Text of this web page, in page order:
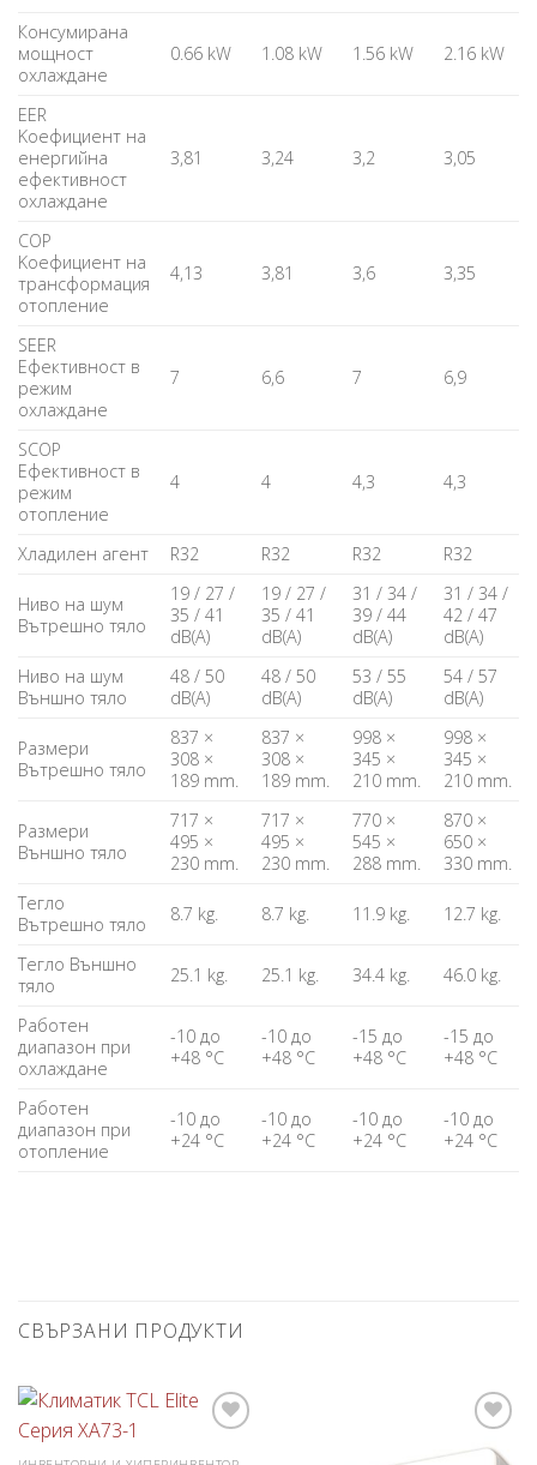
Консумирана
мощност
охлаждане
0.66 kW 1.08 kW 1.56 kW 2.16 kW
EER
Kоефициент на
енергийна
ефективност
охлаждане
3,81 3,24 3,2 3,05
COP
Kоефициент на
трансформация
отопление
4,13 3,81 3,6 3,35
SEER
Ефективност в
режим
охлаждане
7 6,6 7 6,9
SCOP
Ефективност в
режим
отопление
4 4 4,3 4,3
Хладилен агент R32 R32 R32 R32
Ниво на шум
Вътрешно тяло
19 / 27 /
35 / 41
dB(A)
19 / 27 /
35 / 41
dB(A)
31 / 34 /
39 / 44
dB(A)
31 / 34 /
42 / 47
dB(A)
Ниво на шум
Външно тяло
48 / 50
dB(A)
48 / 50
dB(A)
53 / 55
dB(A)
54 / 57
dB(A)
Размери
Вътрешно тяло
837 ×
308 ×
189 mm.
837 ×
308 ×
189 mm.
998 ×
345 ×
210 mm.
998 ×
345 ×
210 mm.
Размери
Външно тяло
717 ×
495 ×
230 mm.
717 ×
495 ×
230 mm.
770 ×
545 ×
288 mm.
870 ×
650 ×
330 mm.
Тегло
Вътрешно тяло
8.7 kg. 8.7 kg. 11.9 kg. 12.7 kg.
Тегло Външно
тяло
25.1 kg. 25.1 kg. 34.4 kg. 46.0 kg.
Работен
диапазон при
охлаждане
-10 до
+48 °C
-10 до
+48 °C
-15 до
+48 °C
-15 до
+48 °C
Работен
диапазон при
отопление
-10 до
+24 °C
-10 до
+24 °C
-10 до
+24 °C
-10 до
+24 °C
СВЪРЗАНИ ПРОДУКТИ
Добави